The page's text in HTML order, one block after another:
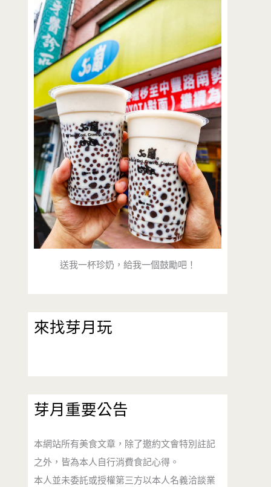
送我一杯珍奶，給我一個鼓勵吧！
來找芽月玩
芽月重要公告
本網站所有美食文章，除了邀約文會特別註記
之外，皆為本人自行消費食記心得。
本人並未委託或授權第三方以本人名義洽談業